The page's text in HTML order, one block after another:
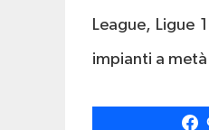
League, Ligue
impianti a